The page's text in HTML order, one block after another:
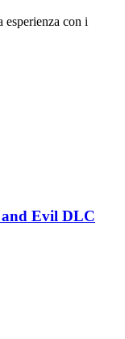
esperienza con i
and Evil DLC